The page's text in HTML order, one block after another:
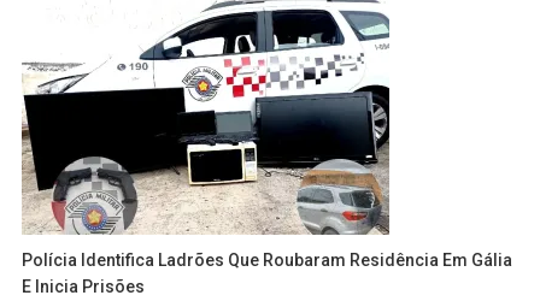
Polícia Identifica Ladrões Que Roubaram Residência Em Gália
E Inicia Prisões